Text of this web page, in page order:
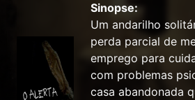
Sinopse:
Um andarilho
perda parcial de
emprego para
com problemas
casa abandonada